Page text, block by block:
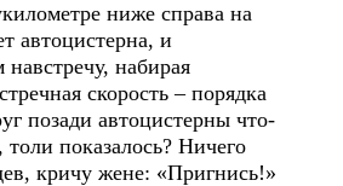
ниже справа на
автоцистерна, и
навстречу, набирая
скорость – порядка
позади автоцистерны что-
толи показалось? Ничего
кричу жене: «Пригнись!»